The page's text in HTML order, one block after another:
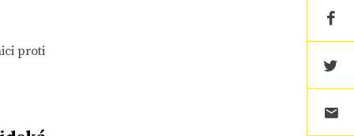
proti